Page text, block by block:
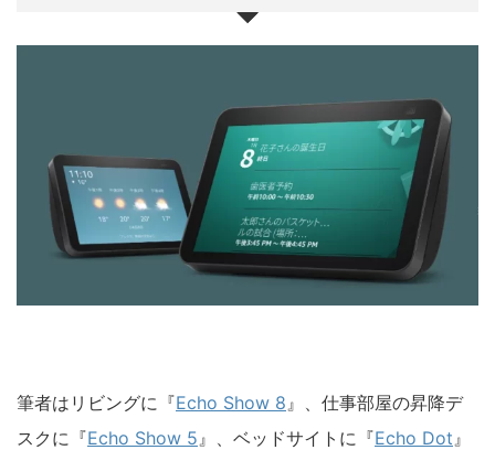
筆者はリビングに『Echo Show 8 』、仕事部屋の昇降デ
スクに『Echo Show 5 』、ベッドサイトに『Echo Dot 』